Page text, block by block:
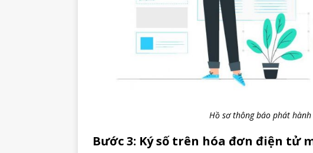
Hồ sơ thông báo phát
Bước 3: Ký số trên hóa đơn điện tử